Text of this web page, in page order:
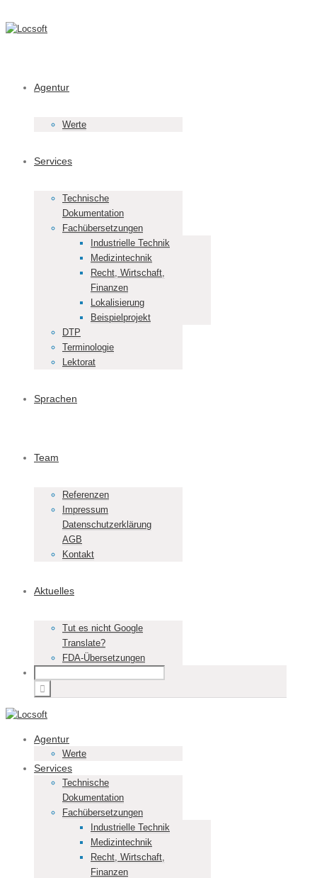
Agentur
Werte
Services
Technische
Dokumentation
Fachübersetzungen
Industrielle Technik
Medizintechnik
Recht, Wirtschaft,
Finanzen
Lokalisierung
Beispielprojekt
DTP
Terminologie
Lektorat
Sprachen
Team
Referenzen
Impressum
Datenschutzerklärung
AGB
Kontakt
Aktuelles
Tut es nicht Google
Translate?
FDA-Übersetzungen
Agentur
Werte
Services
Technische
Dokumentation
Fachübersetzungen
Industrielle Technik
Medizintechnik
Recht, Wirtschaft,
Finanzen